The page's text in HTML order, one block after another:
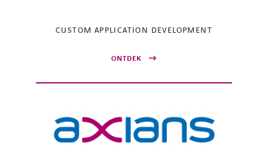
CUSTOM APPLICATION DEVELOPMENT
ONTDEK